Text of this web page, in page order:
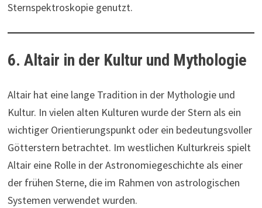
Sternspektroskopie genutzt.
6. Altair in der Kultur und Mythologie
Altair hat eine lange Tradition in der Mythologie und
Kultur. In vielen alten Kulturen wurde der Stern als ein
wichtiger Orientierungspunkt oder ein bedeutungsvoller
Götterstern betrachtet. Im westlichen Kulturkreis spielt
Altair eine Rolle in der Astronomiegeschichte als einer
der frühen Sterne, die im Rahmen von astrologischen
Systemen verwendet wurden.